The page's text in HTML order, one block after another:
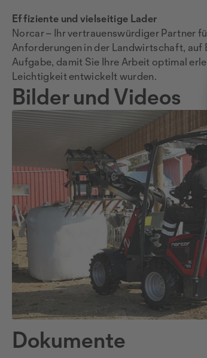
Effiziente und vielseitige Lader
Norcar – Ihr vertrauenswürdiger Partner
Anforderungen in der Landwirtschaft, auf
Aufgabe, damit Sie Ihre Arbeit optimal
Leichtigkeit entwickelt wurden.
Bilder und Videos
Dokumente